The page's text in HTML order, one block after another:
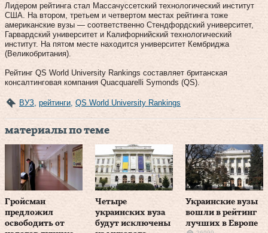
Лидером рейтинга стал Массачуссетский технологический институт
США. На втором, третьем и четвертом местах рейтинга тоже
американские вузы — соответственно Стендфордский университет,
Гарвардский университет и Калифорнийский технологический
институт. На пятом месте находится университет Кембриджа
(Великобритания).
Рейтинг QS World University Rankings составляет британская
консалтинговая компания Quacquarelli Symonds (QS).
ВУЗ рейтинги QS World University Rankings
материалы по теме
Гройсман
предложил
освободить от
Четыре
украинских вуза
будут исключены
Украинские вузы
вошли в рейтинг
лучших в Европе